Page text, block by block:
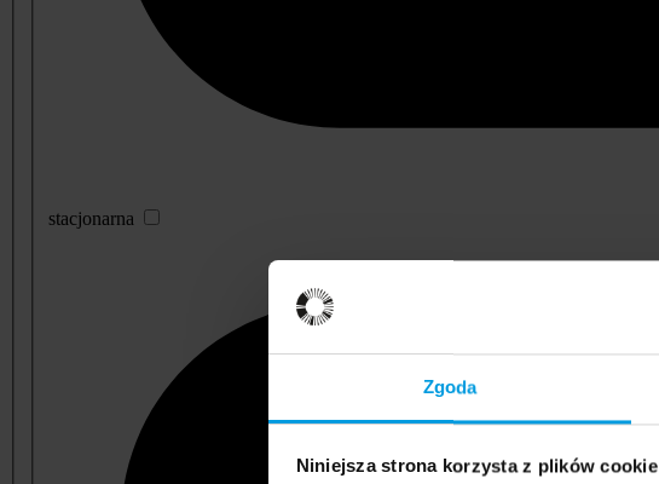
Zgoda
Niniejsza strona korzysta z plików cookie
stacjonarna